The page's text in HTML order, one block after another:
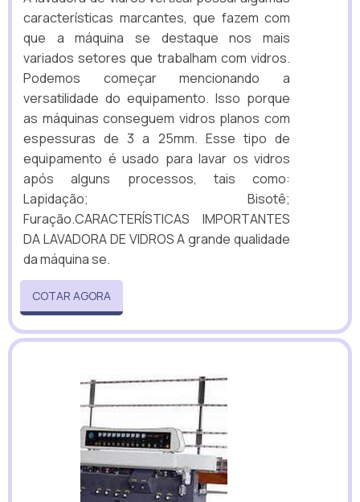
características marcantes, que fazem com
que a máquina se destaque nos mais
variados setores que trabalham com vidros.
Podemos começar mencionando a
versatilidade do equipamento. Isso porque
as máquinas conseguem vidros planos com
espessuras de 3 a 25mm. Esse tipo de
equipamento é usado para lavar os vidros
após alguns processos, tais como:
Lapidação; Bisotê;
Furação.CARACTERÍSTICAS IMPORTANTES
DA LAVADORA DE VIDROS A grande qualidade
da máquina se.
COTAR AGORA